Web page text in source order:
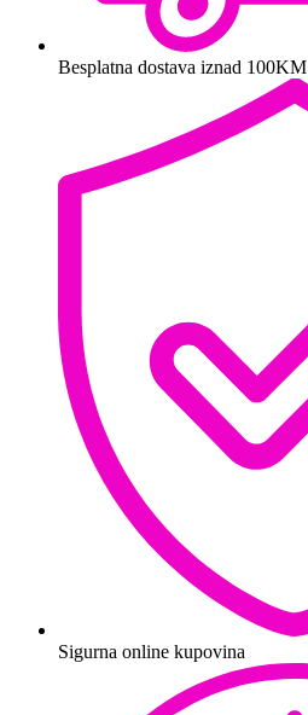
Besplatna dostava iznad 100KM
Sigurna online kupovina